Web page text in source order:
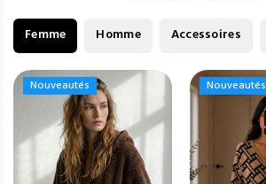
Femme Homme Accessoires
Nouveautés
Nouveautés Nouveautés
Nouveautés